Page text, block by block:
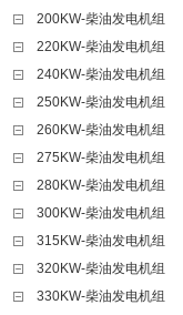
200KW-柴油发电机组
220KW-柴油发电机组
240KW-柴油发电机组
250KW-柴油发电机组
260KW-柴油发电机组
275KW-柴油发电机组
280KW-柴油发电机组
300KW-柴油发电机组
315KW-柴油发电机组
320KW-柴油发电机组
330KW-柴油发电机组